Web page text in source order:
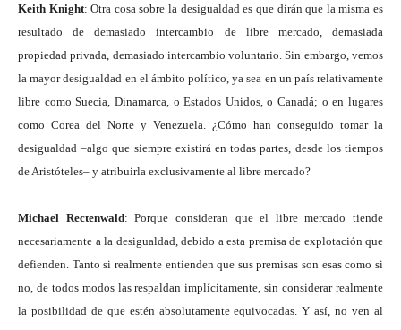
Keith Knight: Otra cosa sobre la desigualdad es que dirán que la misma es
resultado de demasiado intercambio de libre mercado, demasiada
propiedad privada, demasiado intercambio voluntario. Sin embargo, vemos
la mayor desigualdad en el ámbito político, ya sea en un país relativamente
libre como Suecia, Dinamarca, o Estados Unidos, o Canadá; o en lugares
como Corea del Norte y Venezuela. ¿Cómo han conseguido tomar la
desigualdad –algo que siempre existirá en todas partes, desde los tiempos
de Aristóteles– y atribuirla exclusivamente al libre mercado?
Michael Rectenwald: Porque consideran que el libre mercado tiende
necesariamente a la desigualdad, debido a esta premisa de explotación que
defienden. Tanto si realmente entienden que sus premisas son esas como si
no, de todos modos las respaldan implícitamente, sin considerar realmente
la posibilidad de que estén absolutamente equivocadas. Y así, no ven al